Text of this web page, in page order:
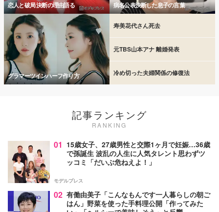
恋人と破局 決断の理由語る 病名公表決断した息子の言葉
グラマーツインハーフ作り方
寿美花代さん死去
元TBS山本アナ 離婚発表
冷め切った夫婦関係の修復法
記事ランキング
RANKING
01 15歳女子、27歳男性と交際1ヶ月で妊娠…36歳
で孫誕生 波乱の人生に人気タレント思わずツ
ッコミ「だいぶ危ねえよ！」
モデルプレス
02 有働由美子「こんなもんです一人暮らしの朝ご
はん」野菜を使った手料理公開「作ってみた